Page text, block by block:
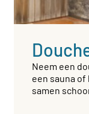
Neem een
een sauna of
samen